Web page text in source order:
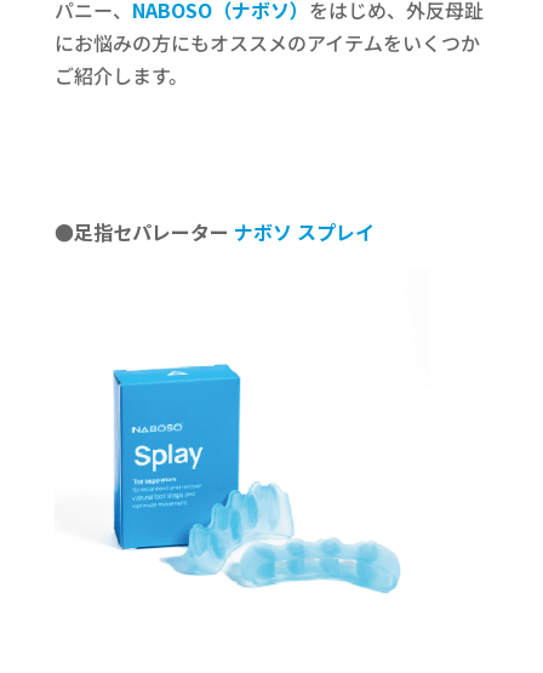
パニー、 NABOSO（ナボソ） をはじめ、外反母趾
にお悩みの方にもオススメのアイテムをいくつか
ご紹介します。
●足指セパレーター ナボソ スプレイ